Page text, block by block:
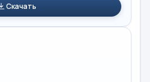
Скачать